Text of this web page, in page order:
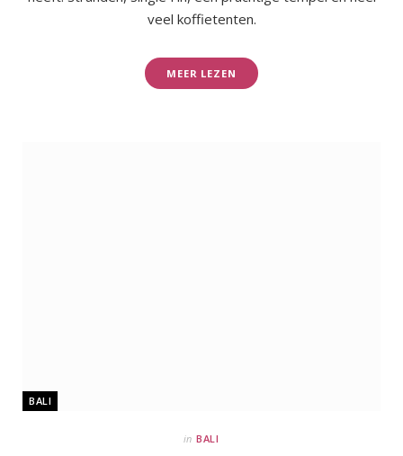
veel koffietenten.
MEER LEZEN
BALI
in BALI